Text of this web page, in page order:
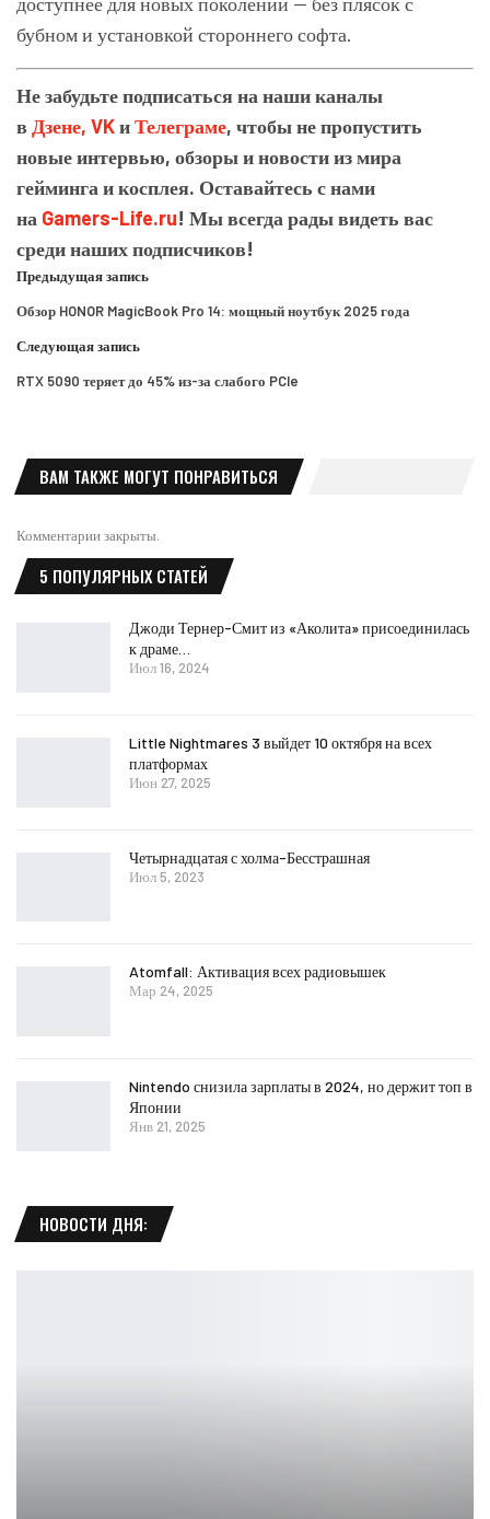
бубном и установкой стороннего софта.
Не забудьте подписаться на наши каналы
в Дзене, VKиТелеграме, чтобы не пропустить
новые интервью, обзоры и новости из мира
гейминга и косплея. Оставайтесь с нами
на Gamers-Life.ru! Мы всегда рады видеть вас
среди наших подписчиков!
Предыдущая запись
Обзор HONOR MagicBook Pro 14: мощный ноутбук 2025 года
Следующая запись
RTX 5090 теряет до 45% из-за слабого PCIe
ВАМ ТАКЖЕ МОГУТ ПОНРАВИТЬСЯ
Комментарии закрыты.
5 ПОПУЛЯРНЫХ СТАТЕЙ
Джоди Тернер-Смит из «Аколита» присоединилась
к драме…
Июл 16, 2024
Little Nightmares 3 выйдет 10 октября на всех
платформах
Июн 27, 2025
Четырнадцатая с холма-Бесстрашная
Июл 5, 2023
Atomfall: Активация всех радиовышек
Мар 24, 2025
Nintendo снизила зарплаты в 2024, но держит топ в
Японии
Янв 21, 2025
НОВОСТИ ДНЯ: